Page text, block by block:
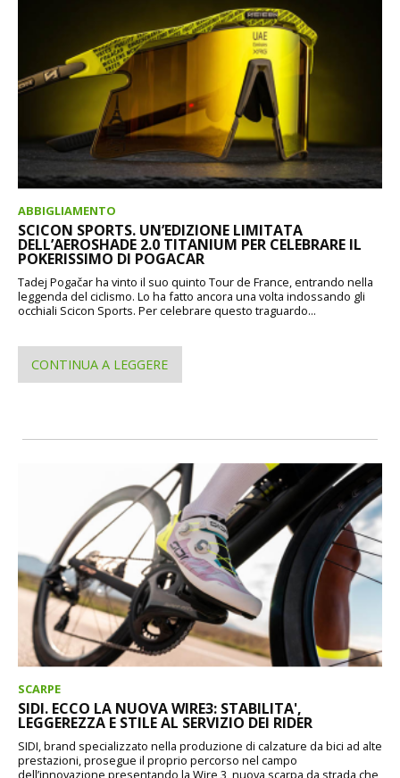
ABBIGLIAMENTO
SCICON SPORTS. UN’EDIZIONE LIMITATA
DELL’AEROSHADE 2.0 TITANIUM PER CELEBRARE IL
POKERISSIMO DI POGACAR
Tadej Pogačar ha vinto il suo quinto Tour de France, entrando nella
leggenda del ciclismo. Lo ha fatto ancora una volta indossando gli
occhiali Scicon Sports. Per celebrare questo traguardo...
CONTINUA A LEGGERE
SCARPE
SIDI. ECCO LA NUOVA WIRE3: STABILITA',
LEGGEREZZA E STILE AL SERVIZIO DEI RIDER
SIDI, brand specializzato nella produzione di calzature da bici ad alte
prestazioni, prosegue il proprio percorso nel campo
dell’innovazione presentando la Wire 3, nuova scarpa da strada che